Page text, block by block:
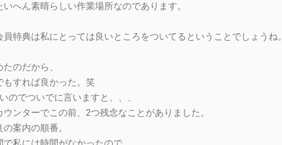
へん素晴らしい作業場所なのであります。
特典は私にとっては良いところをついてるということでしょうね。
のだから、
もすれば良かった。笑
のでついでに言いますと、、、
ンターでこの前、2つ残念なことがありました。
案内の順番。